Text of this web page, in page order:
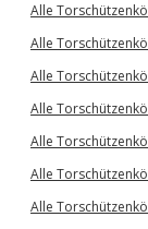
Alle
Alle
Alle
Alle
Alle
Alle
Alle